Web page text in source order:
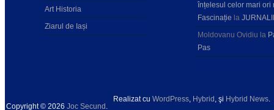
Art Historia
Ziarul de Iași
înțelesul celor mari ori
Fascinație la
Moldovanu Ovidiu la
Pas
Copyright © 2026 Joc Secund .
Realizat cu WordPress, Hybrid , şi Hybrid News.